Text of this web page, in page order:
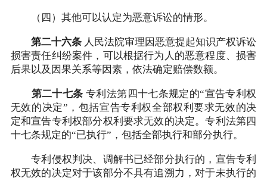
（四）其他可以认定为恶意诉讼的情形。
第二十六条人民法院审理因恶意提起知识产权诉讼
损害责任纠纷案件，可以根据行为人的恶意程度、损害
后果以及因果关系等因素，依法确定赔偿数额。
第二十七条 专利法第四十七条规定的“宣告专利权
无效的决定”，包括宣告专利权全部权利要求无效的决
定和宣告专利权部分权利要求无效的决定。专利法第四
十七条规定的“已执行”，包括全部执行和部分执行。
专利侵权判决、调解书已经部分执行的，宣告专利
权无效的决定对于该部分不具有追溯力，对于未执行的